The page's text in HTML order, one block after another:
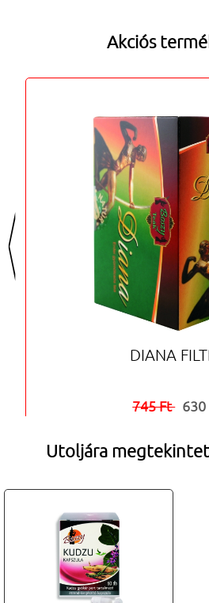
Akciós
<
DIANA
745 Ft
Utoljára